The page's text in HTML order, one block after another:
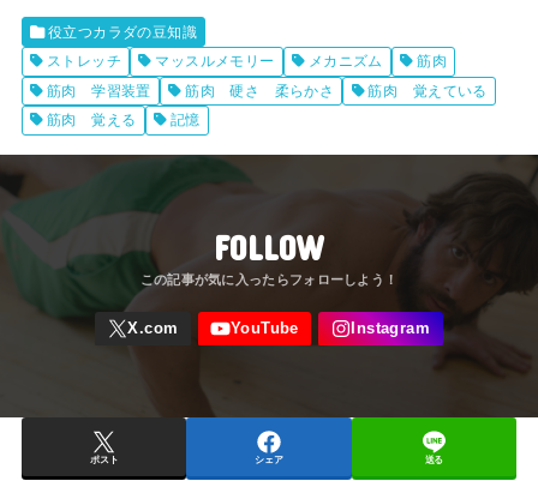
役立つカラダの豆知識
ストレッチ
マッスルメモリー メカニズム
筋肉
筋肉 学習装置
筋肉 硬さ 柔らかさ
筋肉 覚えている
筋肉 覚える
記憶
FOLLOW
ポスト シェア 送る